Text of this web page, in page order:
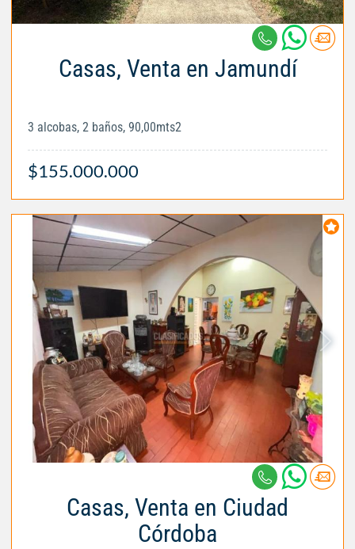
Casas, Venta en Jamundí
3 alcobas, 2 baños, 90,00mts2
$155.000.000
Casas, Venta en Ciudad
Córdoba